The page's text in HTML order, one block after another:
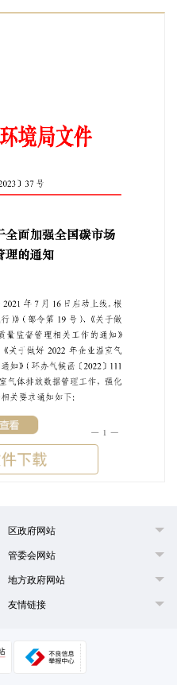
区政府网站
管委会网站
地方政府网站
友情链接